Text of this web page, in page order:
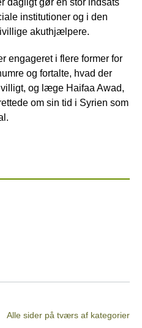
institutioner og i den
akuthjælpere.
engageret i flere former for
og fortalte, hvad der
og læge Haifaa Awad,
om sin tid i Syrien som
Alle sider på tværs af kategorier